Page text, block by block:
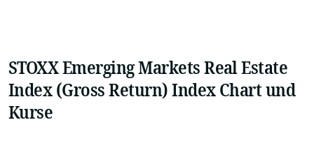
STOXX Emerging Markets Real Estate
Index (Gross Return) Index Chart und
Kurse